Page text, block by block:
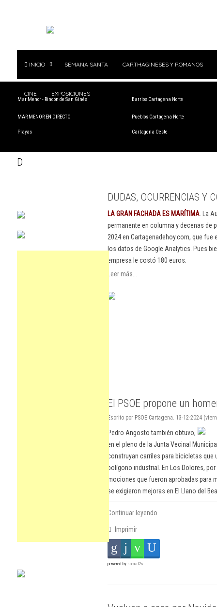
INICIO SEMANA SANTA CARTHAGINESES Y ROMANOS
CINE EXPOSICIONES
Mar Menor - Rincón de San Ginés
MAR MENOR EN DIRECTO
Playas
Barrios Cartagena Norte
Pueblos Cartagena Norte
Cartagena Oeste
D
DUDAS, OCURRENCIAS Y
LA GRAN FACHADA ES MARÍTIMA . La
permanente en columna y decenas
2024 en Cartagenadehoy.com, que
los datos de Google Analytics. Pues
empresa le costó 180 euros.
Leer más...
El PSOE propone un
Escrito por PSOE Cartagena. 13-12-2024
Pedro Angosto también obtuvo,
en el pleno de la Junta Vecinal
construyan carriles para bicicletas
polígono industrial. En Los Dolores,
mociones que fueron aprobadas para
se exigieron mejoras en El Llano del
Continuar leyendo
Imprimir
powered by social2s